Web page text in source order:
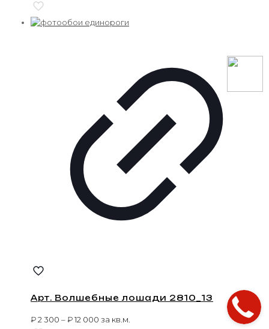
Арт. Волшебные лошади 2810_13
₽2 300 –₽12 000 за кв.м.